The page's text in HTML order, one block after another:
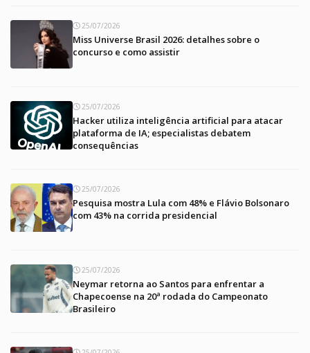
25/07/2026
Miss Universe Brasil 2026: detalhes sobre o
concurso e como assistir
25/07/2026
Hacker utiliza inteligência artificial para atacar
plataforma de IA; especialistas debatem
consequências
25/07/2026
Pesquisa mostra Lula com 48% e Flávio Bolsonaro
com 43% na corrida presidencial
25/07/2026
Neymar retorna ao Santos para enfrentar a
Chapecoense na 20ª rodada do Campeonato
Brasileiro